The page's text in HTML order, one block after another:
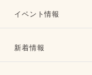
イベント情報
新着情報